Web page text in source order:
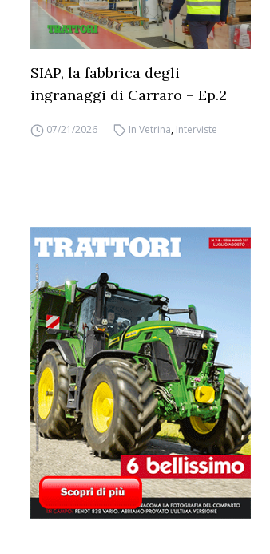
SIAP, la fabbrica degli
ingranaggi di Carraro – Ep.2
07/21/2026 In Vetrina, Interviste